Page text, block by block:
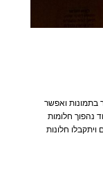
ואפשר
נהפוך חלומות
חלונות